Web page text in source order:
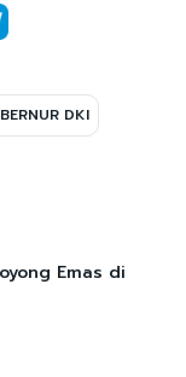
DKI
Emas di